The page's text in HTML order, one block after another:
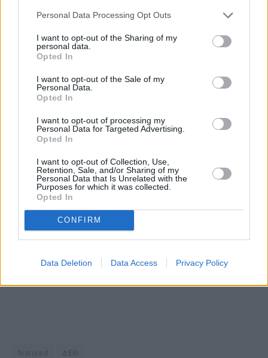
Personal Data Processing Opt Outs
I want to opt-out of the Sharing of my
personal data.
Opted In
I want to opt-out of the Sale of my
Personal Data.
Opted In
I want to opt-out of processing my
Personal Data for Targeted Advertising.
Opted In
I want to opt-out of Collection, Use,
Retention, Sale, and/or Sharing of my
Personal Data that Is Unrelated with the
Purposes for which it was collected.
Opted In
CONFIRM
Data Deletion Data Access Privacy Policy
ΔΕΘ